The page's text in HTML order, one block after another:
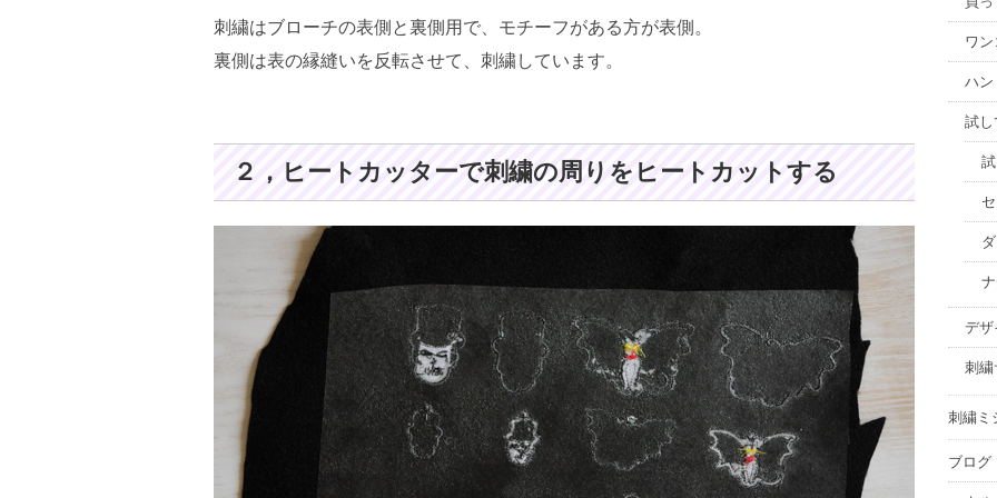
刺繍はブローチの表側と裏側用で、モチーフがある方が表側。
裏側は表の縁縫いを反転させて、刺繍しています。
２，ヒートカッターで刺繍の周りをヒートカットする
ワ
ハ
試
デ
刺
刺繍ミ
ブログ